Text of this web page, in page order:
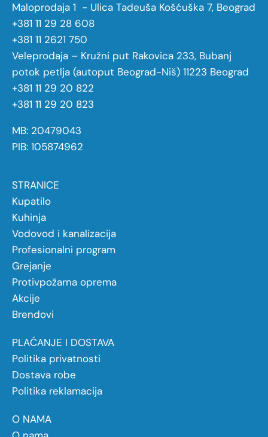
Maloprodaja 1 - Ulica Tadeuša Košćuška 7, Beograd
+381 11 29 28 608
+381 11 2621 750
Veleprodaja – Kružni put Rakovica 233, Bubanj
potok petlja (autoput Beograd-Niš) 11223 Beograd
+381 11 29 20 822
+381 11 29 20 823
MB: 20479043
PIB: 105874962
STRANICE
Kupatilo
Kuhinja
Vodovod i kanalizacija
Profesionalni program
Grejanje
Protivpožarna oprema
Akcije
Brendovi
PLAĆANJE I DOSTAVA
Politika privatnosti
Dostava robe
Politika reklamacija
O NAMA